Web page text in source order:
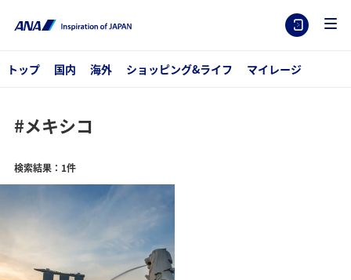
トップ 国内 海外 ショッピング&ライフ マイレージ
#メキシコ
検索結果：1件